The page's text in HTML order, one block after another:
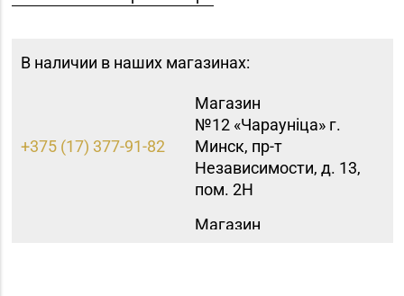
В наличии в наших магазинах:
+375 (17) 377-91-82
Магазин
№12 «Чараунiца» г.
Минск, пр-т
Независимости, д. 13,
пом. 2Н
Магазин